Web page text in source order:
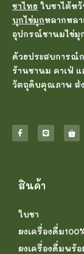
ชาไทย ใบชาไต้ห
บุกไข่มุกหลากหล
อุปกรณ์ชานมไข่มุ
ด้วยประสบการณ์
ร้านชานม คาเฟ่ แ
วัตถุดิบคุณภาพ ส่
สินค้า
ใบชา
ผงเครื่องดื่ม
ผงเครื่องดื่มพร้อ